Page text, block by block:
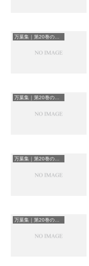
万葉集｜第20巻の和歌一覧
万葉集｜第20巻の和歌一覧
万葉集｜第20巻の和歌一覧
万葉集｜第20巻の和歌一覧